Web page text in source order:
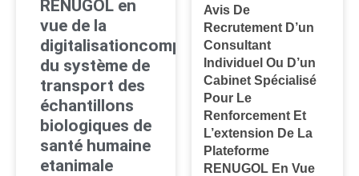
RENUGOL en
vue de la
digitalisationcomplète
du système de
transport des
échantillons
biologiques de
santé humaine
etanimale
Avis De
Recrutement D’un
Consultant
Individuel Ou D’un
Cabinet Spécialisé
Pour Le
Renforcement Et
L’extension De La
Plateforme
RENUGOL En Vue